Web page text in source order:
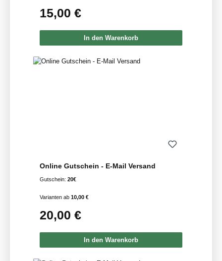
Regulärer Preis:
15,00 €
In den Warenkorb
Online Gutschein - E-Mail Versand
Gutschein: 20€
Varianten ab10,00 €
Regulärer Preis:
20,00 €
In den Warenkorb